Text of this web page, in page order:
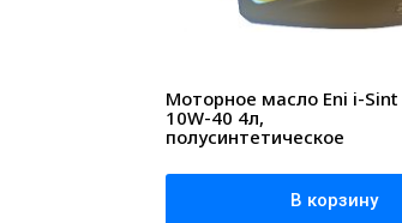
Моторное масло Eni i-Sint
10W-40 4л,
полусинтетическое
В корзину